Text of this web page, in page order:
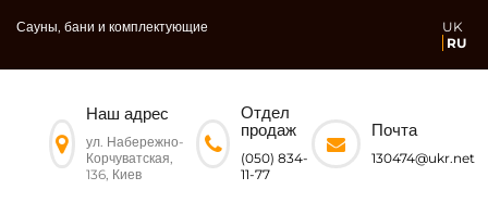
Сауны, бани и комплектующие
UK
RU
Наш адрес
ул. Набережно-
Корчуватская,
136, Киев
Отдел
продаж
(050) 834-
11-77
Почта
130474@ukr.net